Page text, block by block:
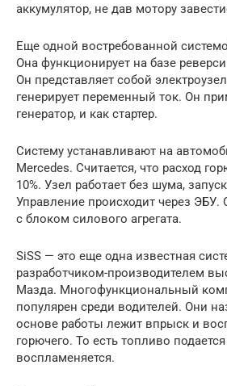
аккумулятор, не дав мотору
Еще одной востребованной
Она функционирует на базе
Он представляет собой
генерирует переменный ток. Он
генератор, и как стартер.
Систему устанавливают на
Mercedes. Считается, что расход
10%. Узел работает без шума,
Управление происходит через ЭБУ.
с блоком силового агрегата.
SiSS — это еще одна известная
разработчиком-производителем
Мазда. Многофункциональный
популярен среди водителей. Они
основе работы лежит впрыск и
горючего. То есть топливо
воспламеняется.